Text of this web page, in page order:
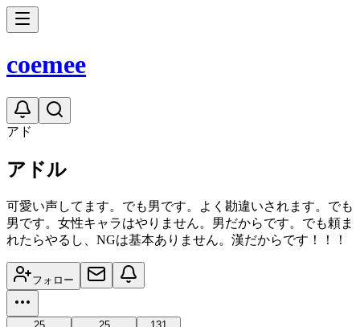
coemee
アド
アドル
可愛い声してます。でも男です。よく勘違いされます。でも
男です。女性キャラはやりません。男だからです。でも頼ま
れたらやるし、NGは基本ありません。漢だからです！！！
フォロー